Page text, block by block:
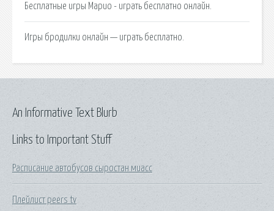
Бесплатные игры Марио - играть бесплатно онлайн.
Игры бродилки онлайн — играть бесплатно.
Links to Important Stuff
Расписание автобусов сыростан миасс
Плейлист peers tv
An Informative Text Blurb